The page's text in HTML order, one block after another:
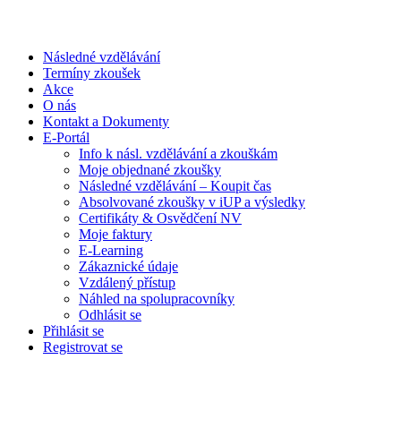
Následné vzdělávání
Termíny zkoušek
Akce
O nás
Kontakt a Dokumenty
E-Portál
Info k násl. vzdělávání a zkouškám
Moje objednané zkoušky
Následné vzdělávání – Koupit čas
Absolvované zkoušky v iUP a výsledky
Certifikáty & Osvědčení NV
Moje faktury
E-Learning
Zákaznické údaje
Vzdálený přístup
Náhled na spolupracovníky
Odhlásit se
Přihlásit se
Registrovat se